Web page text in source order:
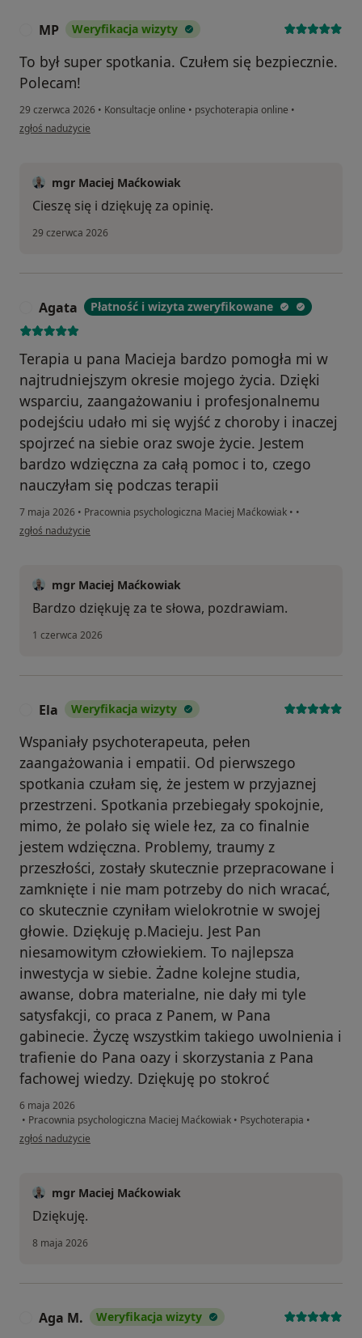
MP Weryfikacja wizyty
To był super spotkania. Czułem się bezpiecznie.
Polecam!
29 czerwca 2026 • Konsultacje online • psychoterapia online •
w opinii użytkownika MP
zgłoś nadużycie
mgr Maciej Maćkowiak
Cieszę się i dziękuję za opinię.
29 czerwca 2026
Agata Płatność i wizyta zweryfikowane
Terapia u pana Macieja bardzo pomogła mi w
najtrudniejszym okresie mojego życia. Dzięki
wsparciu, zaangażowaniu i profesjonalnemu
podejściu udało mi się wyjść z choroby i inaczej
spojrzeć na siebie oraz swoje życie. Jestem
bardzo wdzięczna za całą pomoc i to, czego
nauczyłam się podczas terapii
7 maja 2026 • Pracownia psychologiczna Maciej Maćkowiak • •
w opinii użytkownika Agata
zgłoś nadużycie
mgr Maciej Maćkowiak
Bardzo dziękuję za te słowa, pozdrawiam.
1 czerwca 2026
Ela Weryfikacja wizyty
Wspaniały psychoterapeuta, pełen
zaangażowania i empatii. Od pierwszego
spotkania czułam się, że jestem w przyjaznej
przestrzeni. Spotkania przebiegały spokojnie,
mimo, że polało się wiele łez, za co finalnie
jestem wdzięczna. Problemy, traumy z
przeszłości, zostały skutecznie przepracowane i
zamknięte i nie mam potrzeby do nich wracać,
co skutecznie czyniłam wielokrotnie w swojej
głowie. Dziękuję p.Macieju. Jest Pan
niesamowitym człowiekiem. To najlepsza
inwestycja w siebie. Żadne kolejne studia,
awanse, dobra materialne, nie dały mi tyle
satysfakcji, co praca z Panem, w Pana
gabinecie. Życzę wszystkim takiego uwolnienia i
trafienie do Pana oazy i skorzystania z Pana
fachowej wiedzy. Dziękuję po stokroć
6 maja 2026
• Pracownia psychologiczna Maciej Maćkowiak • Psychoterapia •
w opinii użytkownika Ela
zgłoś nadużycie
mgr Maciej Maćkowiak
Dziękuję.
8 maja 2026
Aga M. Weryfikacja wizyty